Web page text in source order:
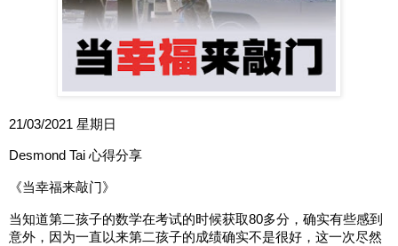
21/03/2021 星期日
Desmond Tai 心得分享
《当幸福来敲门》
当知道第二孩子的数学在考试的时候获取80多分，确实有些感到
意外，因为一直以来第二孩子的成绩确实不是很好，这一次尽然